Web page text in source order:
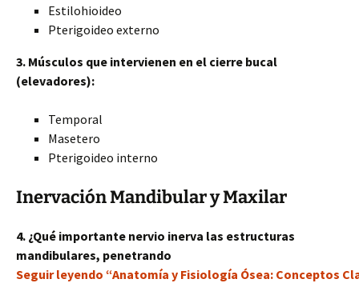
Estilohioideo
Pterigoideo externo
3. Músculos que intervienen en el cierre bucal
(elevadores):
Temporal
Masetero
Pterigoideo interno
Inervación Mandibular y Maxilar
4. ¿Qué importante nervio inerva las estructuras
mandibulares, penetrando
Seguir leyendo “Anatomía y Fisiología Ósea: Conceptos